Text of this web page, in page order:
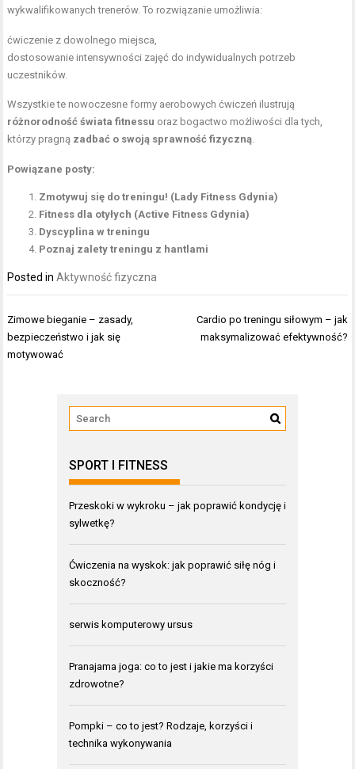
wykwalifikowanych trenerów. To rozwiązanie umożliwia:
ćwiczenie z dowolnego miejsca,
dostosowanie intensywności zajęć do indywidualnych potrzeb
uczestników.
Wszystkie te nowoczesne formy aerobowych ćwiczeń ilustrują
różnorodność świata fitnessu oraz bogactwo możliwości dla tych,
którzy pragną zadbać o swoją sprawność fizyczną.
Powiązane posty:
Zmotywuj się do treningu! (Lady Fitness Gdynia)
Fitness dla otyłych (Active Fitness Gdynia)
Dyscyplina w treningu
Poznaj zalety treningu z hantlami
Posted inAktywność fizyczna
Nawigacja
wpisu
Zimowe bieganie – zasady,
bezpieczeństwo i jak się
motywować
Cardio po treningu siłowym – jak
maksymalizować efektywność?
SPORT I FITNESS
Przeskoki w wykroku – jak poprawić kondycję i
sylwetkę?
Ćwiczenia na wyskok: jak poprawić siłę nóg i
skoczność?
serwis komputerowy ursus
Pranajama joga: co to jest i jakie ma korzyści
zdrowotne?
Pompki – co to jest? Rodzaje, korzyści i
technika wykonywania